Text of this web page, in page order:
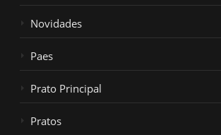
Novidades
Paes
Prato Principal
Pratos